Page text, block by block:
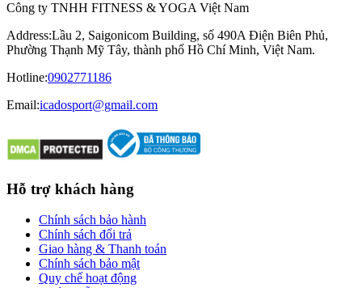
Công ty TNHH FITNESS & YOGA Việt Nam
Address:Lầu 2, Saigonicom Building, số 490A Điện Biên Phủ,
Phường Thạnh Mỹ Tây, thành phố Hồ Chí Minh, Việt Nam.
Hotline:0902771186
Email:icadosport@gmail.com
Hỗ trợ khách hàng
Chính sách bảo hành
Chính sách đổi trả
Giao hàng & Thanh toán
Chính sách bảo mật
Quy chế hoạt động